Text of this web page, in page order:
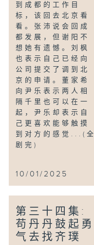
到成都的工作目
标，该回去北京看
看。张沛说会回成
都发展，但谢阳不
想她有遗憾。刘枫
也表示自己已经向
公司提交了调到北
京的申请。董家希
向尹乐表示两人相
隔千里也可以在一
起，尹乐却表示自
己更喜欢能够触摸
到对方的感觉...(全
剧完)
10/01/2025
第三十四集:
苟丹丹鼓起勇
气去找齐璞